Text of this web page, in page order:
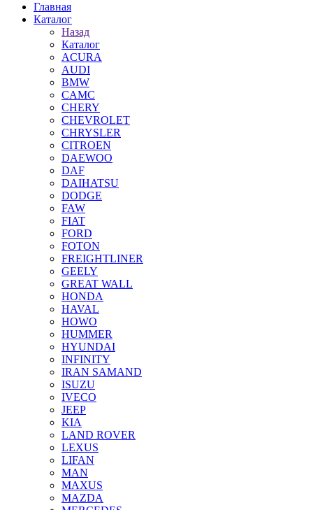
Главная
Каталог
Назад
Каталог
ACURA
AUDI
BMW
CAMC
CHERY
CHEVROLET
CHRYSLER
CITROEN
DAEWOO
DAF
DAIHATSU
DODGE
FAW
FIAT
FORD
FOTON
FREIGHTLINER
GEELY
GREAT WALL
HONDA
HAVAL
HOWO
HUMMER
HYUNDAI
INFINITY
IRAN SAMAND
ISUZU
IVECO
JEEP
KIA
LAND ROVER
LEXUS
LIFAN
MAN
MAXUS
MAZDA